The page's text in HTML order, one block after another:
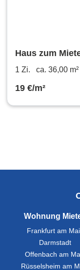
Haus zum
€ 36 m²
1 Zi. ca. 36,00 m²
19 €/m²
Wohnung
Frankfurt am
Darmstadt
Offenbach am
Rüsselsheim am